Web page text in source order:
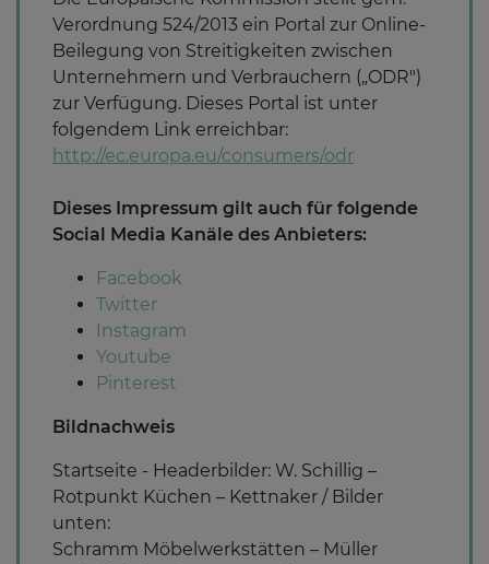
Verordnung 524/2013 ein Portal zur Online-
Beilegung von Streitigkeiten zwischen
Unternehmern und Verbrauchern („ODR")
zur Verfügung. Dieses Portal ist unter
folgendem Link erreichbar:
http://ec.europa.eu/consumers/odr
Dieses Impressum gilt auch für folgende
Social Media Kanäle des Anbieters:
Facebook
Twitter
Instagram
Youtube
Pinterest
Bildnachweis
Startseite - Headerbilder: W. Schillig –
Rotpunkt Küchen – Kettnaker / Bilder
unten:
Schramm Möbelwerkstätten – Müller